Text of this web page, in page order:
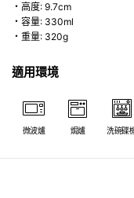
・高度: 9.7cm
・容量: 330ml
・重量: 320g
適用環境
微波爐 焗爐 洗碗碟